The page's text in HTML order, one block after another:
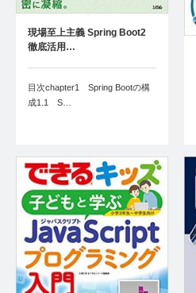
現場至上主義 Spring Boot2
徹底活用…
目次chapter1 Spring Bootの構
成1.1 S…